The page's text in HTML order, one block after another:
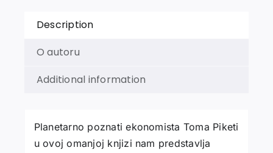
Description
O autoru
Additional information
Planetarno poznati ekonomista Toma Piketi
u ovoj omanjoj knjizi nam predstavlja